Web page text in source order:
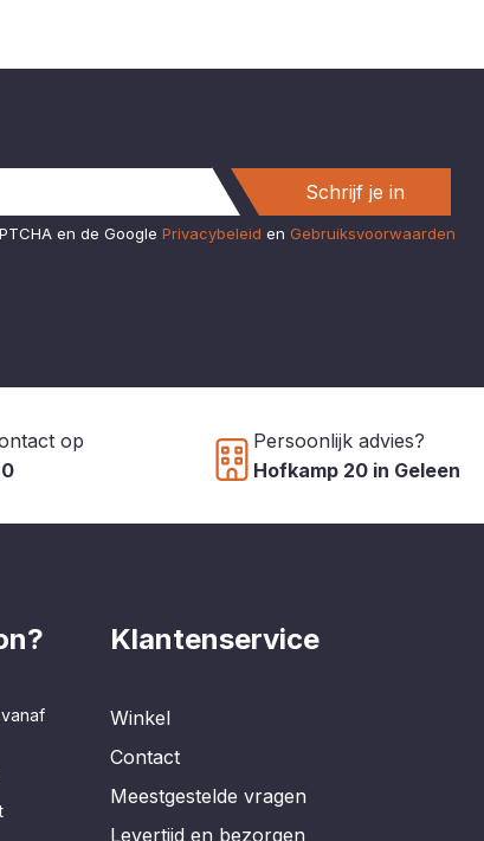
Schrijf je in
en de Google Privacybeleid en Gebruiksvoorwaarden
op
Persoonlijk advies?
Hofkamp 20 in Geleen
Klantenservice
Winkel
Contact
Meestgestelde vragen
Levertijd en bezorgen